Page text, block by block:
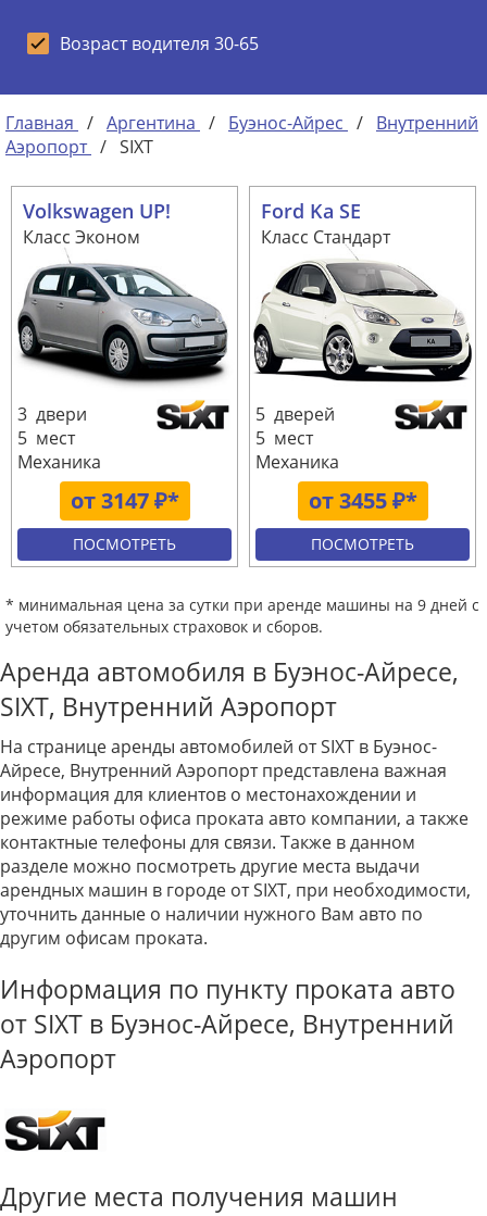
Возраст водителя 30-65
Главная / Аргентина / Буэнос-Айрес / Внутренний
Аэропорт / SIXT
Volkswagen UP!
Класс Эконом
от 3147 ₽*
3 двери
5 мест
Механика
ПОСМОТРЕТЬ
Ford Ka SE
Класс Стандарт
от 3455 ₽*
5 дверей
5 мест
Механика
ПОСМОТРЕТЬ
* минимальная цена за сутки при аренде машины на 9 дней с
учетом обязательных страховок и сборов.
Аренда автомобиля в Буэнос-Айресе,
SIXT, Внутренний Аэропорт
На странице аренды автомобилей от SIXT в Буэнос-
Айресе, Внутренний Аэропорт представлена важная
информация для клиентов о местонахождении и
режиме работы офиса проката авто компании, а также
контактные телефоны для связи. Также в данном
разделе можно посмотреть другие места выдачи
арендных машин в городе от SIXT, при необходимости,
уточнить данные о наличии нужного Вам авто по
другим офисам проката.
Информация по пункту проката авто
от SIXT в Буэнос-Айресе, Внутренний
Аэропорт
Другие места получения машин